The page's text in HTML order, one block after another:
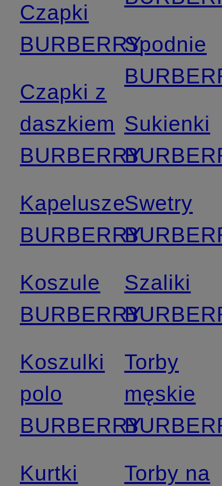
Czapki
BURBERRY
Czapki z
daszkiem
BURBERRY
Kapelusze
BURBERRY
Koszule
BURBERRY
Koszulki
polo
BURBERRY
Kurtki
Spodnie
Sukienki
Swetry
Szaliki
Torby
męskie
Torby na